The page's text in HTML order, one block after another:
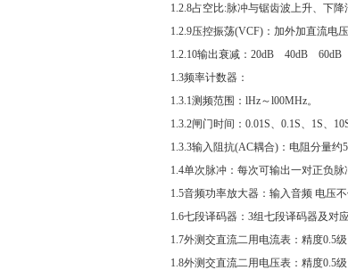
1.2.8占空比:脉冲与锯齿波上升、下降
1.2.9压控振荡(VCF)：加外加直流电
1.2.10输出衰减：20dB 40dB 60dB
1.3频率计数器：
1.3.1测频范围：lHz～l00MHz。
1.3.2闸门时间：0.01S、0.1S、1S、
1.3.3输入阻抗(AC耦合)：电阻分量约
1.4单次脉冲：每次可输出一对正负脉
1.5音频功率放大器：输入音频 电压
1.6七段译码器：3组七段译码器及对
1.7外测交直流二用电流表：精度0.5
1.8外测交直流二用电压表：精度0.5